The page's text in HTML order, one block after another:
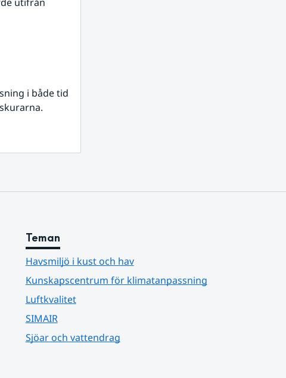
i både tid
Teman
Havsmiljö i kust och hav
Kunskapscentrum för klimatanpassning
Luftkvalitet
SIMAIR
Sjöar och vattendrag